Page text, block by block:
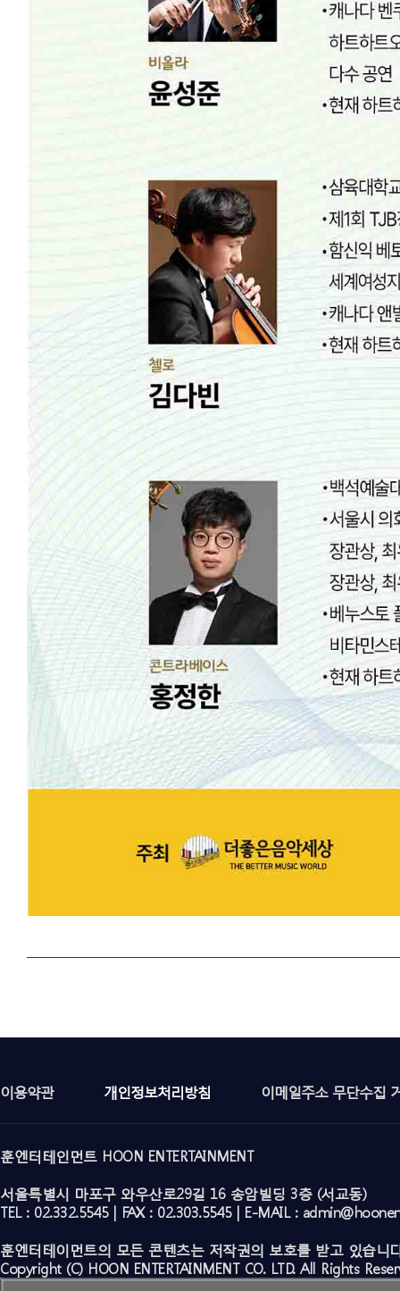
이용약관 개인정보처리방침 이메일주소 무단수집
훈엔터테인먼트 HOON ENTERTAINMENT
서울특별시 마포구 와우산로29길 16 송암빌딩 3층 (서교동)
TEL : 02.332.5545 | FAX : 02.303.5545 | E-MAIL :
훈엔터테이먼트의 모든 콘텐츠는 저작권의 보호를 받고 있습니
Copyright (C) HOON ENTERTAINMENT CO. LTD. All Rights